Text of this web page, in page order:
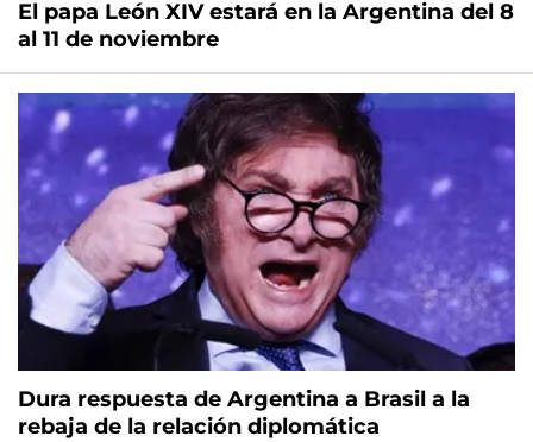
El papa León XIV estará en la Argentina del 8
al 11 de noviembre
Dura respuesta de Argentina a Brasil a la
rebaja de la relación diplomática